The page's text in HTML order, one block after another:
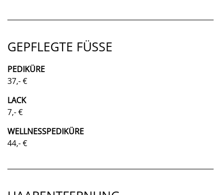
GEPFLEGTE FÜSSE
PEDIKÜRE
37,- €
LACK
7,- €
WELLNESSPEDIKÜRE
44,- €